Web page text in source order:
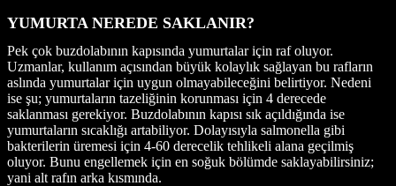
YUMURTA NEREDE SAKLANIR?
Pek çok buzdolabının kapısında yumurtalar için raf oluyor.
Uzmanlar, kullanım açısından büyük kolaylık sağlayan bu rafların
aslında yumurtalar için uygun olmayabileceğini belirtiyor. Nedeni
ise şu; yumurtaların tazeliğinin korunması için 4 derecede
saklanması gerekiyor. Buzdolabının kapısı sık açıldığında ise
yumurtaların sıcaklığı artabiliyor. Dolayısıyla salmonella gibi
bakterilerin üremesi için 4-60 derecelik tehlikeli alana geçilmiş
oluyor. Bunu engellemek için en soğuk bölümde saklayabilirsiniz;
yani alt rafın arka kısmında.